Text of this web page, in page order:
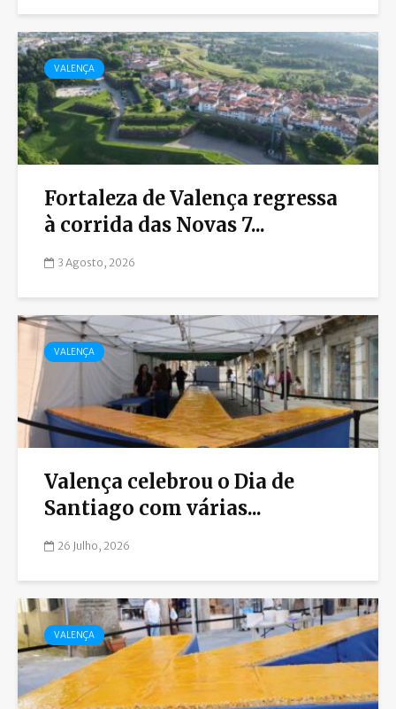
VALENÇA
Fortaleza de Valença regressa
à corrida das Novas 7...
3 Agosto, 2026
VALENÇA
Valença celebrou o Dia de
Santiago com várias...
26 Julho, 2026
VALENÇA